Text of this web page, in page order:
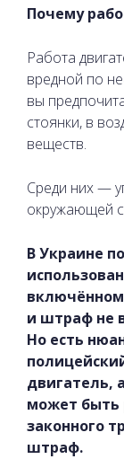
Почему
Работа
вредной по
вы
стоянки, в
веществ.
Среди них —
окружающей
В Украине
и штраф не
Но есть
двигатель,
может быть
законного
штраф.